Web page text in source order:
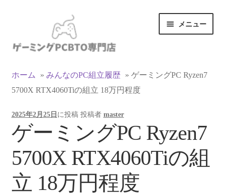
ゲ
ョ
ン
ス
キ
ッ
プ
テ
へ
ス
ッ
プ
メニュー
マイアカウント
支払い
お買い物カゴ
お買い物ガイド
ホーム » みんなのPC組立履歴 » ゲーミングPC Ryzen7
5700X RTX4060Tiの組立 18万円程度
2025年2月25日 に投稿 投稿者 master
ゲーミングPC Ryzen7
5700X RTX4060Tiの組
立 18万円程度